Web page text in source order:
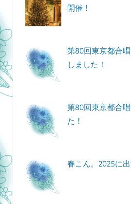
開催！
第80回東京都合
しました！
第80回東京都合
た！
春こん。2025に